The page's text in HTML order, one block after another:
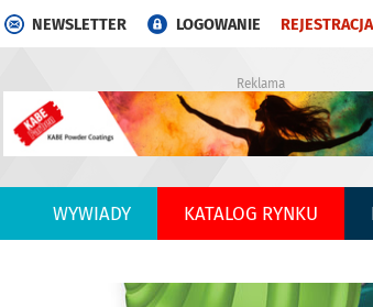
NEWSLETTER LOGOWANIE REJESTRACJA
Reklama
WYWIADY KATALOG RYNKU